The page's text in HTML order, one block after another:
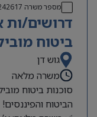
מספר משרה
דרושים/ות
ביטוח
גוש דן
משרה מלאה
סוכנות ביטוח
הביטוח והפיננסים!